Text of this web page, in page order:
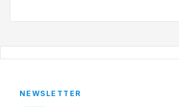
NEWSLETTER